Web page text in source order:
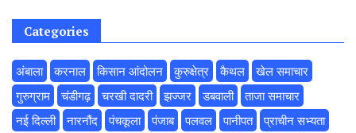
Categories
अंबाला करनाल किसान आंदोलन कुरुक्षेत्र कैथल
खेल समाचार
गुरुग्राम
चंडीगढ़ चरखी दादरी झज्जर डबवाली
ताजा समाचार
नई दिल्ली
नारनौंद पंचकूला पंजाब पलवल पानीपत
प्राचीन सभ्यता